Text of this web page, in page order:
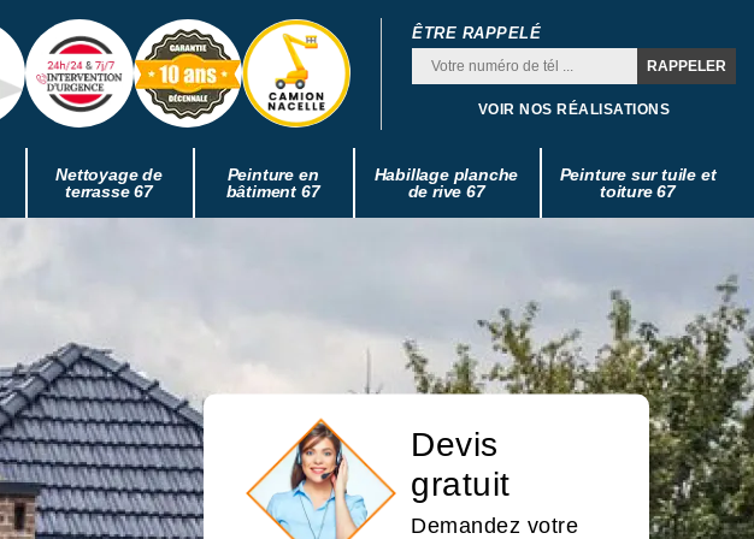
ÊTRE RAPPELÉ
VOIR NOS RÉALISATIONS
Nettoyage de
terrasse 67
Peinture en
bâtiment 67
Habillage planche
de rive 67
Peinture sur tuile et
toiture 67
Devis
gratuit
Demandez votre